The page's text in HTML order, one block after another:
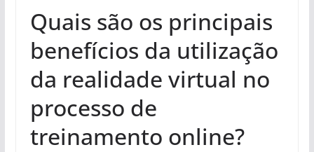
Quais são os principais
benefícios da utilização
da realidade virtual no
processo de
treinamento online?